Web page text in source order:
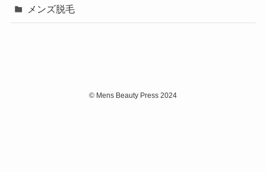
メンズ脱毛
© Mens Beauty Press 2024